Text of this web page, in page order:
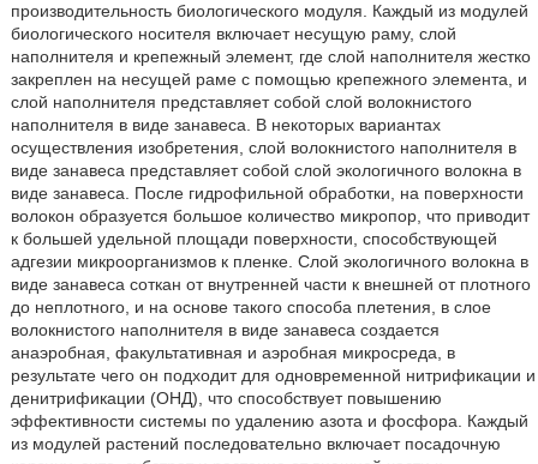
производительность биологического модуля. Каждый из модулей
биологического носителя включает несущую раму, слой
наполнителя и крепежный элемент, где слой наполнителя жестко
закреплен на несущей раме с помощью крепежного элемента, и
слой наполнителя представляет собой слой волокнистого
наполнителя в виде занавеса. В некоторых вариантах
осуществления изобретения, слой волокнистого наполнителя в
виде занавеса представляет собой слой экологичного волокна в
виде занавеса. После гидрофильной обработки, на поверхности
волокон образуется большое количество микропор, что приводит
к большей удельной площади поверхности, способствующей
адгезии микроорганизмов к пленке. Слой экологичного волокна в
виде занавеса соткан от внутренней части к внешней от плотного
до неплотного, и на основе такого способа плетения, в слое
волокнистого наполнителя в виде занавеса создается
анаэробная, факультативная и аэробная микросреда, в
результате чего он подходит для одновременной нитрификации и
денитрификации (ОНД), что способствует повышению
эффективности системы по удалению азота и фосфора. Каждый
из модулей растений последовательно включает посадочную